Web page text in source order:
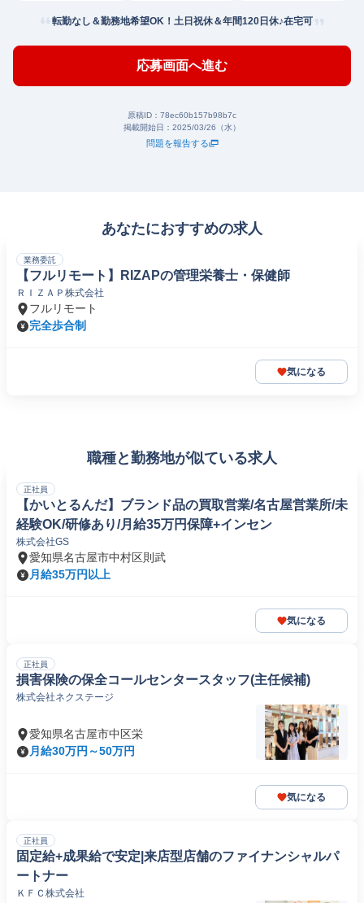
転勤なし＆勤務地希望OK！土日祝休＆年間120日休♪在宅可
応募画面へ進む
原稿ID： 78ec60b157b98b7c
掲載開始日： 2025/03/26（水）
問題を報告する
あなたにおすすめの求人
業務委託
【フルリモート】RIZAPの管理栄養士・保健師
ＲＩＺＡＰ株式会社
フルリモート
完全歩合制
気になる
職種と勤務地が似ている求人
正社員
【かいとるんだ】ブランド品の買取営業/名古屋営業所/未
経験OK/研修あり/月給35万円保障+インセン
株式会社GS
愛知県名古屋市中村区則武
月給35万円以上
気になる
正社員
損害保険の保全コールセンタースタッフ(主任候補)
株式会社ネクステージ
愛知県名古屋市中区栄
月給30万円～50万円
気になる
正社員
固定給+成果給で安定|来店型店舗のファイナンシャルパ
ートナー
ＫＦＣ株式会社